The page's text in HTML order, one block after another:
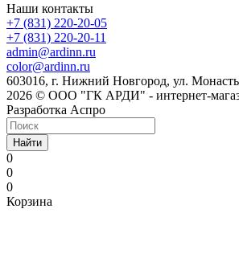
Наши контакты
+7 (831) 220-20-05
+7 (831) 220-20-11
admin@ardinn.ru
color@ardinn.ru
603016, г. Нижний Новгород, ул.
2026 © ООО "ГК АРДИ" - интернет-
Разработка Аспро
Найти
0
0
0
Корзина